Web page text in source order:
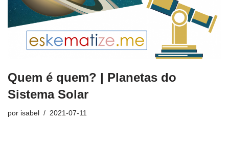
Quem é quem? | Planetas do
Sistema Solar
por isabel 2021-07-11